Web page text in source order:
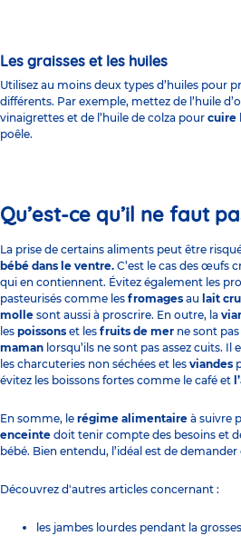
Les graisses et les huiles
Utilisez au moins deux types d’huiles pour
différents. Par exemple, mettez de l’huile
vinaigrettes et de l’huile de colza pour cuire
poêle.
Qu’est-ce qu’il ne faut
La prise de certains aliments peut être
bébé dans le ventre. C’est le cas des œufs
qui en contiennent. Évitez également les
pasteurisés comme les fromages au lait cru
molle sont aussi à proscrire. En outre, la
les poissons et les fruits de mer ne sont
maman lorsqu’ils ne sont pas assez cuits.
les charcuteries non séchées et les viandes
évitez les boissons fortes comme le café et
En somme, le régime alimentaire à suivre
enceinte doit tenir compte des besoins et
bébé. Bien entendu, l’idéal est de
Découvrez d'autres articles concernant :
les jambes lourdes pendant la